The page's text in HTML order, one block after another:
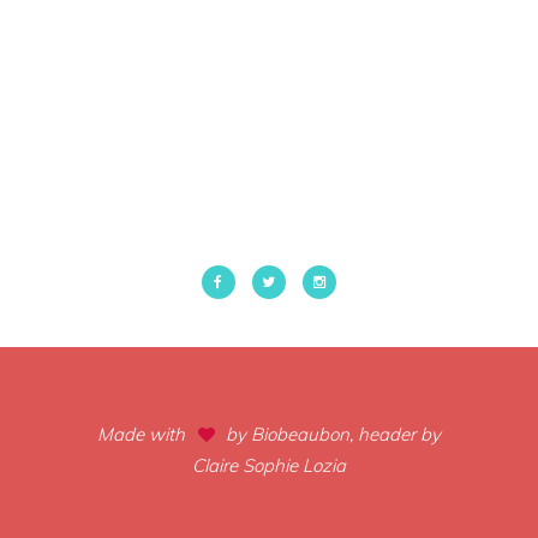
Made with
by Biobeaubon, header by
Claire Sophie Lozia